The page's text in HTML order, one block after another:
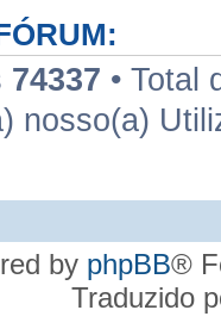
74337 • Total
nosso(a)
by phpBB®
Traduzido